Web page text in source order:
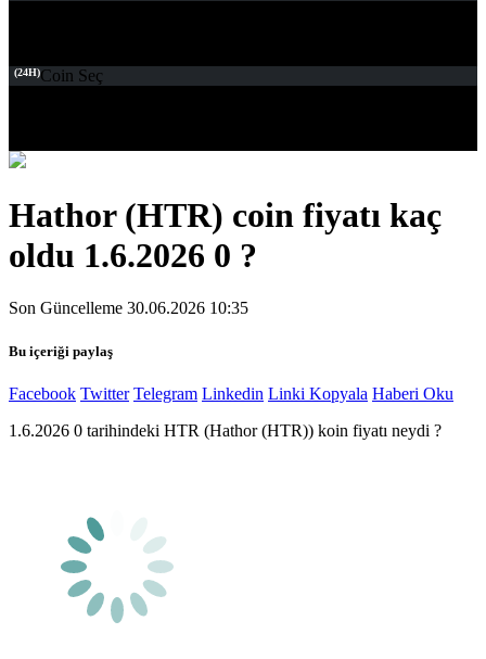
(24H)Coin Seç
Hathor (HTR) coin fiyatı kaç
oldu 1.6.2026 0 ?
Son Güncelleme 30.06.2026 10:35
Bu içeriği paylaş
Facebook Twitter Telegram Linkedin Linki Kopyala Haberi Oku
1.6.2026 0 tarihindeki HTR (Hathor (HTR)) koin fiyatı neydi ?